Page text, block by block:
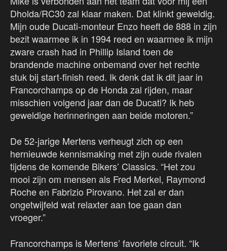
Dholda/RC30 zal klaar maken. Dat klinkt geweldig.
Mijn oude Ducati-monteur Enzo heeft de 888 in zijn
bezit waarmee ik in 1994 reed en waarmee ik mijn
zware crash had in Phillip Island toen de
brandende machine onbemand over het rechte
stuk bij start-finish reed. Ik denk dat ik dit jaar in
Francorchamps op de Honda zal rijden, maar
misschien volgend jaar dan de Ducati? Ik heb
geweldige herinneringen aan beide motoren.”
De 52-jarige Mertens verheugt zich op een
hernieuwde kennismaking met zijn oude rivalen
tijdens de komende Bikers’ Classics. “Het zou
mooi zijn om mensen als Fred Merkel, Raymond
Roche en Fabrizio Pirovano. Het zal er dan
ongetwijfeld wat relaxter aan toe gaan dan
vroeger.”
Francorchamps is Mertens’ favoriete circuit. “Ik